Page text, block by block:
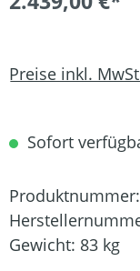
Preise inkl.
Sofort
Produktnummer:
Gewicht: 83 kg